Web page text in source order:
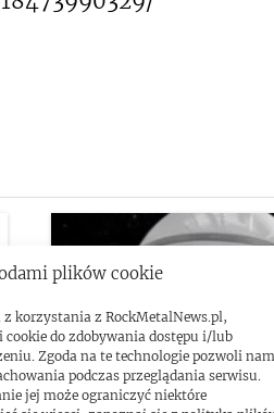
plików cookie
korzystania z RockMetalNews.pl,
do zdobywania dostępu i/lub
Zgoda na te technologie pozwoli nam
podczas przeglądania serwisu.
jej może ograniczyć niektóre